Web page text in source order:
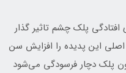
افتادگی پلک چشم تاثیر گذار
این پدیده را افزایش سن
پلک دچار فرسودگی می‌شود